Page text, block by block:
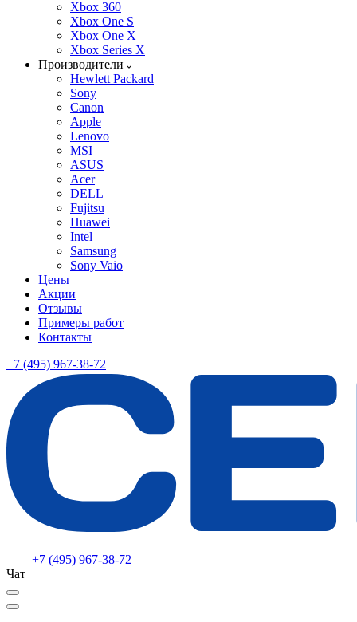
Xbox 360
Xbox One S
Xbox One X
Xbox Series X
Производители
Hewlett Packard
Sony
Canon
Apple
Lenovo
MSI
ASUS
Acer
DELL
Fujitsu
Huawei
Intel
Samsung
Sony Vaio
Цены
Акции
Отзывы
Примеры работ
Контакты
+7 (495) 967-38-72
+7 (495) 967-38-72
Чат